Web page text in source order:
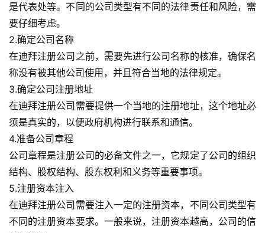
是代表处等。不同的公司类型有不同的法律责任和风险，需
要仔细考虑。
2.确定公司名称
在迪拜注册公司之前，需要先进行公司名称的核准，确保名
称没有被其他公司使用，并且符合当地的法律规定。
3.确定公司注册地址
在迪拜注册公司需要提供一个当地的注册地址，这个地址必
须是真实的，以便政府机构进行联系和通信。
4.准备公司章程
公司章程是注册公司的必备文件之一，它规定了公司的组织
结构、股权结构、股东权利和义务等重要事项。
5.注册资本注入
在迪拜注册公司需要注入一定的注册资本，不同公司类型有
不同的注册资本要求。一般来说，注册资本越高，公司的信